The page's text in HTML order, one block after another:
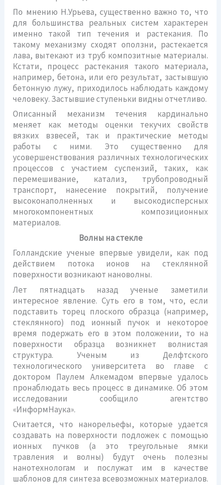
По мнению Н.Урьева, существенно важно то, что
для большинства реальных систем характерен
именно такой тип течения и растекания. По
такому механизму сходят оползни, растекается
лава, вытекают из труб композитные материалы.
Кстати, процесс растекания такого материала,
например, бетона, или его результат, застывшую
бетонную лужу, приходилось наблюдать каждому
человеку. Застывшие ступеньки видны отчетливо.
Описанный механизм течения кардинально
меняет как методы оценки текучих свойств
вязких взвесей, так и практические методы
работы с ними. Это существенно для
усовершенствования различных технологических
процессов с участием суспензий, таких, как
перемешивание, катализ, трубопроводный
транспорт, нанесение покрытий, получение
высоконаполненных и высокодисперсных
многокомпонентных композиционных
материалов.
Волны на стекле
Голландские ученые впервые увидели, как под
действием потока ионов на стеклянной
поверхности возникают нановолны.
Лет пятнадцать назад ученые заметили
интересное явление. Суть его в том, что, если
подставить торец плоского образца (например,
стеклянного) под ионный пучок и некоторое
время подержать его в этом положении, то на
поверхности образца возникнет волнистая
структура. Ученым из Делфтского
технологического университета во главе с
доктором Паулем Алкемадом впервые удалось
пронаблюдать весь процесс в динамике. Об этом
исследовании сообщило агентство
«ИнформНаука».
Считается, что нанорельефы, которые удается
создавать на поверхности подложек с помощью
ионных пучков (а это треугольные ямки
травления и волны) будут очень полезны
нанотехнологам и послужат им в качестве
шаблонов для синтеза всевозможных материалов.